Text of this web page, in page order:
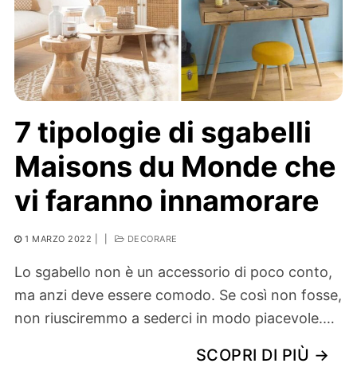
7 tipologie di sgabelli
Maisons du Monde che
vi faranno innamorare
1 MARZO 2022 DECORARE
Lo sgabello non è un accessorio di poco conto,
ma anzi deve essere comodo. Se così non fosse,
non riusciremmo a sederci in modo piacevole.…
SCOPRI DI PIÙ →